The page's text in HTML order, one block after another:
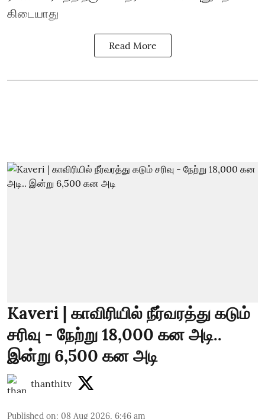
கிடையாது
Read More
Kaveri | காவிரியில் நீர்வரத்து கடும்
சரிவு - நேற்று 18,000 கன அடி..
இன்று 6,500 கன அடி
thanthitv
Published on: 08 Aug 2026, 6:46 am